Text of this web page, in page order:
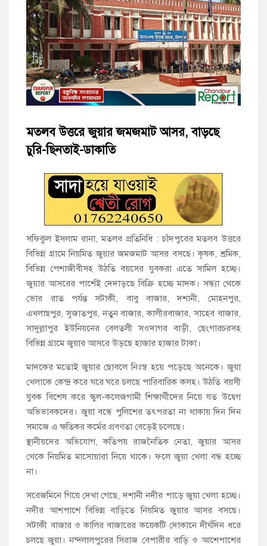
মতলব উত্তরে সোনালী লাইফ ইন্সুইরেন্স কোম্পানী লিমিটেডের মরণোত্তর
চেক বিতরণ
হাজীগঞ্জ ডিগ্রি কলেজ গভীর শ্রদ্ধার সঙ্গে জুলাই গণঅভ্যুত্থানের সকল
শহীদকে স্মরণ
হাজীগঞ্জের যুবধারা সমবায় ক্ষুদ্রঋণ পুনরায় চালু করে মানুষের আমানতের
টাকা পরিশোধ করা হবে
হাজীগঞ্জের বাকিলা উবির অভিভাবক সদস্য হোসেন মোল্লা লিটন সম্মাননা
পেলেন
হাজীগঞ্জের ২নং দক্ষিণ পশ্চিম রাজারগাঁও সপ্রাবিতে মা সমাবেশ ও
চাঁদপুর জেলা জিয়া সাইবার ফোর্সের সভাপতি হাজীগঞ্জের কৃতী সন্তান
এসএম সবুজ হোসেন
মতলব উত্তরে জুয়ার জমজমাট আসর, বাড়ছে
চুরি-ছিনতাই-ডাকাতি
সফিকুল ইসলাম রানা, মতলব প্রতিনিধি : চাঁদপুরের মতলব উত্তরে
বিভিন্ন গ্রামে নিয়মিত জুয়ার জমজমাট আসর বসছে। কৃষক, শ্রমিক,
বিভিন্ন পেশাজীবীসহ উঠতি বয়সের যুবকরা এতে সামিল হচ্ছে।
জুয়ার আসরের পার্শেই দেদাড়ছে বিক্রি হচ্ছে মাদক। সন্ধ্যা থেকে
ভোর রাত পর্যন্ত সটাকী, বাবু বাজার, দশানী, মোহনপুর,
এখলাছপুর, সুজাতপুর, নতুন বাজার, কালীরবাজার, সাহেব বাজার,
সাদুল্লাপুর ইউনিয়নের বেলতলী সওদাগর বাড়ী, ছেংগারচরসহ
বিভিন্ন গ্রামে জুয়ার আসরে উড়ছে হাজার হাজার টাকা।
মাদকের মতোই জুয়ার ছোবলে নিঃস্ব হয়ে পড়েছে অনেকে। জুয়া
খেলাকে কেন্দ্র করে ঘরে ঘরে চলছে পারিবারিক কলহ। উঠতি বয়সী
যুবক বিশেষ করে স্কুল-কলেজগামী শিক্ষার্থীদের নিয়ে যত উদ্বেগ
অভিভাবকদের। জুয়া বন্ধে পুলিশের তৎপরতা না থাকায় দিন দিন
সমাজে এ ক্ষতিকর কর্মের প্রবণতা বেড়েই চলেছে।
স্থানীয়দের অভিযোগ, কতিপয় রাজনৈতিক নেতা, জুয়ার আসর
থেকে নিয়মিত মাসোয়ারা নিয়ে থাকে। ফলে জুয়া খেলা বন্ধ হচ্ছে
না।
সরেজমিনে গিয়ে দেখা গেছে, দশানী নদীর পাড়ে জুয়া খেলা হচ্ছে।
নদীর আশপাশে বিভিন্ন বাড়িতে নিয়মিত জুয়ার আসর বসছে।
সটাকী বাজার ও কালির বাজারের কয়েকটি দোকানে দীর্ঘদিন ধরে
চলছে জুয়া। নন্দলালপুরের সিরাজ বেপারীর বাড়ি ও আশেপাশের